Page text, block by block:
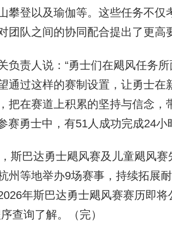
攀登以及瑜伽等。这些任务不仅
团队之间的协同配合提出了更高
责人说：“勇士们在飓风任务所
通过这样的赛制设置，让勇士在
把在赛道上积累的坚持与信念，
赛勇士中，有51人成功完成24小
巴达勇士飓风赛及儿童飓风赛
州等地举办9场赛事，持续拓展
年斯巴达勇士飓风赛赛历即将
查询了解。（完）